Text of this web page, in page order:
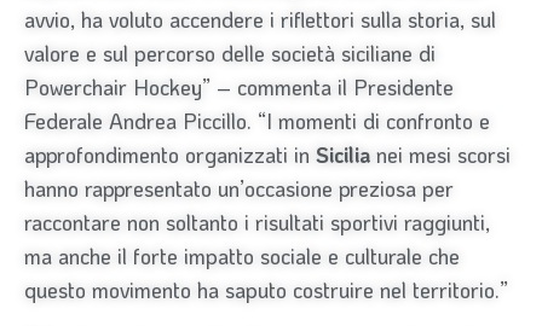
avvio, ha voluto accendere i riflettori sulla storia, sul
valore e sul percorso delle società siciliane di
Powerchair Hockey” – commenta il Presidente
Federale Andrea Piccillo. “I momenti di confronto e
approfondimento organizzati in Sicilia nei mesi scorsi
hanno rappresentato un’occasione preziosa per
raccontare non soltanto i risultati sportivi raggiunti,
ma anche il forte impatto sociale e culturale che
questo movimento ha saputo costruire nel territorio.”